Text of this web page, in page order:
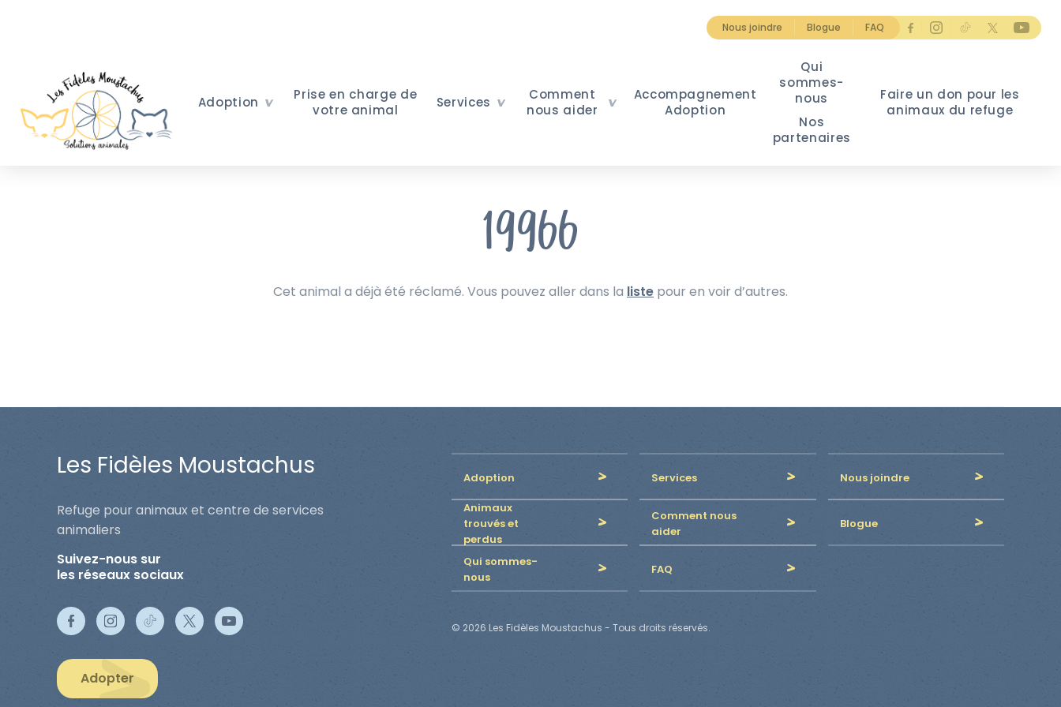
Nous joindre Blogue FAQ
Adoption
Prise en charge de
votre animal
Services
Comment
nous aider
Accompagnement
Adoption
Qui
sommes-
nous
Nos
partenaires
Faire un don pour les
animaux du refuge
19966
Cet animal a déjà été réclamé. Vous pouvez aller dans la liste pour en voir d’autres.
Les Fidèles Moustachus
Refuge pour animaux et centre de services
animaliers
Suivez-nous sur
les réseaux sociaux
Adopter
Adoption Services
Nous joindre
Animaux
trouvés et
perdus
Comment nous
aider
Blogue
Qui sommes-
nous
FAQ
© 2026 Les Fidèles Moustachus - Tous droits réservés.